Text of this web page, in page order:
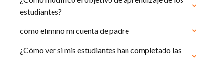
estudiantes?
cómo elimino mi cuenta de padre
¿Cómo ver si mis estudiantes han completado las